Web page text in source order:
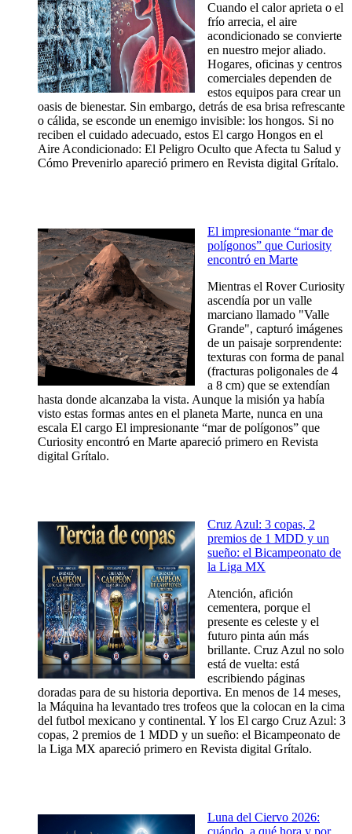
Cuando el calor aprieta o el
frío arrecia, el aire
acondicionado se convierte
en nuestro mejor aliado.
Hogares, oficinas y centros
comerciales dependen de
estos equipos para crear un
oasis de bienestar. Sin embargo, detrás de esa brisa refrescante
o cálida, se esconde un enemigo invisible: los hongos. Si no
reciben el cuidado adecuado, estos El cargo Hongos en el
Aire Acondicionado: El Peligro Oculto que Afecta tu Salud y
Cómo Prevenirlo apareció primero en Revista digital Grítalo.
El impresionante “mar de
polígonos” que Curiosity
encontró en Marte
Mientras el Rover Curiosity
ascendía por un valle
marciano llamado "Valle
Grande", capturó imágenes
de un paisaje sorprendente:
texturas con forma de panal
(fracturas poligonales de 4
a 8 cm) que se extendían
hasta donde alcanzaba la vista. Aunque la misión ya había
visto estas formas antes en el planeta Marte, nunca en una
escala El cargo El impresionante “mar de polígonos” que
Curiosity encontró en Marte apareció primero en Revista
digital Grítalo.
Cruz Azul: 3 copas, 2
premios de 1 MDD y un
sueño: el Bicampeonato de
la Liga MX
Atención, afición
cementera, porque el
presente es celeste y el
futuro pinta aún más
brillante. Cruz Azul no solo
está de vuelta: está
escribiendo páginas
doradas para de su historia deportiva. En menos de 14 meses,
la Máquina ha levantado tres trofeos que la colocan en la cima
del futbol mexicano y continental. Y los El cargo Cruz Azul: 3
copas, 2 premios de 1 MDD y un sueño: el Bicampeonato de
la Liga MX apareció primero en Revista digital Grítalo.
Luna del Ciervo 2026: